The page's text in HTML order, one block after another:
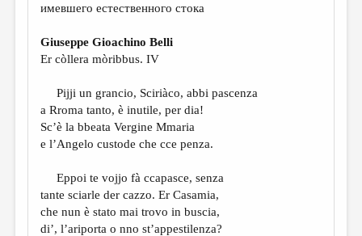
КУЛЬТУРОВЕДЕНИЕ
РЕЦЕНЗИРОВАНИЕ
ЦИКЛЫ ПУБЛИКАЦИЙ
МЕДИА
ВКОНТАКТЕ
имевшего естественного стока
Giuseppe Gioachino Belli
Er còllera mòribbus. IV
Pijji un grancio, Sciriàco, abbi pascenza
a Rroma tanto, è inutile, per dia!
Sc’è la bbeata Vergine Mmaria
e l’Angelo custode che cce penza.
Eppoi te vojjo fà ccapasce, senza
tante sciarle der cazzo. Er Casamia,
che nun è stato mai trovo in buscia,
di’, l’ariporta o nno st’appestilenza?